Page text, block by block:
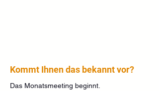
Kommt Ihnen das bekannt vor?
Das Monatsmeeting beginnt.